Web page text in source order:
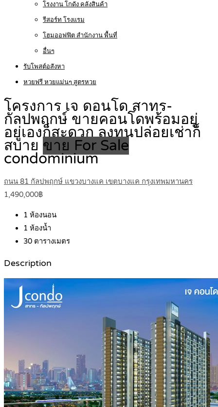
โรงงาน โกดัง คลังสินค้า
รีสอร์ท โรงแรม
โฮมออฟฟิต สำนักงาน พื้นที่
อื่นๆ
รับโพสต์อสังหา
หวยฟรี หวยแม่นๆ สูตรหวย
โครงการ เจ ดอนโด สาทร-
กัลปพฤกษ์ ขายคอนโดพร้อมอยู่
อยู่เองก็สะดวก ลงทุนปล่อยเช่าก็
สบาย ขาย For Sale
condominium
ถนน 81 กัลปพฤกษ์ แขวงบางแค เขตบางแค กรุงเทพมหานคร
1,490,000฿
1 ห้องนอน
1 ห้องน้ำ
30 ตารางเมตร
Description